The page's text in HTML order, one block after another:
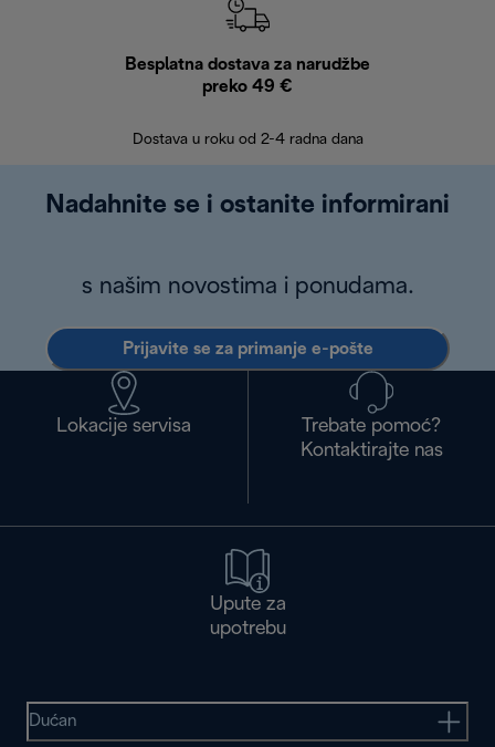
Besplatna dostava za narudžbe
preko 49 €
Dostava u roku od 2-4 radna dana
Nadahnite se i ostanite informirani
s našim novostima i ponudama.
Prijavite se za primanje e-pošte
Lokacije servisa
Trebate pomoć?
Kontaktirajte nas
Upute za
upotrebu
Dućan